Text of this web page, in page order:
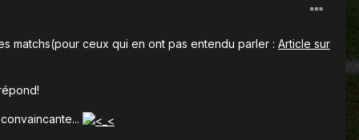
matchs(pour ceux qui en ont pas entendu parler : Article sur